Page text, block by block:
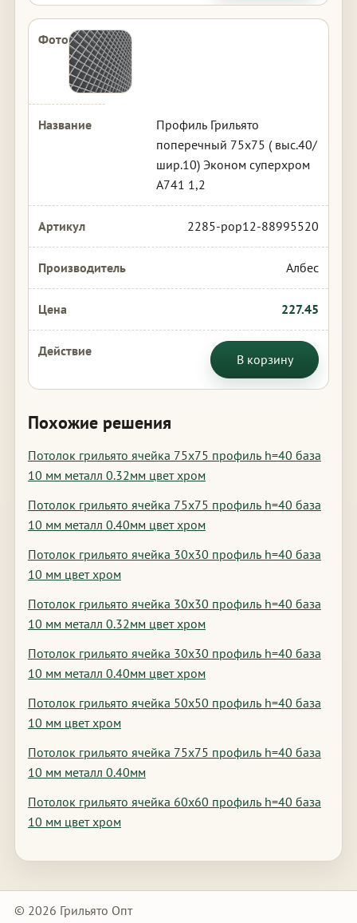
Профиль Грильято
поперечный 75х75 ( выс.40/
шир.10) Эконом суперхром
А741 1,2
2285-pop12-88995520
Албес
227.45
В корзину
Похожие решения
Потолок грильято ячейка 75х75 профиль h=40 база
10 мм металл 0.32мм цвет хром
Потолок грильято ячейка 75х75 профиль h=40 база
10 мм металл 0.40мм цвет хром
Потолок грильято ячейка 30х30 профиль h=40 база
10 мм цвет хром
Потолок грильято ячейка 30х30 профиль h=40 база
10 мм металл 0.32мм цвет хром
Потолок грильято ячейка 30х30 профиль h=40 база
10 мм металл 0.40мм цвет хром
Потолок грильято ячейка 50х50 профиль h=40 база
10 мм цвет хром
Потолок грильято ячейка 75х75 профиль h=40 база
10 мм металл 0.40мм
Потолок грильято ячейка 60х60 профиль h=40 база
10 мм цвет хром
© 2026 Грильято Опт